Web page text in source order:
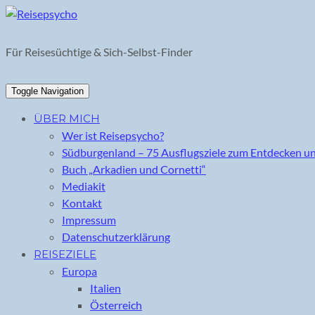
Skip
content
Für Reisesüchtige & Sich-Selbst-Finder
Toggle Navigation
ÜBER MICH
Wer ist Reisepsycho?
Südburgenland – 75 Ausflugsziele zum Entdecken
Buch „Arkadien und Cornetti“
Mediakit
Kontakt
Impressum
Datenschutzerklärung
REISEZIELE
Europa
Italien
Österreich